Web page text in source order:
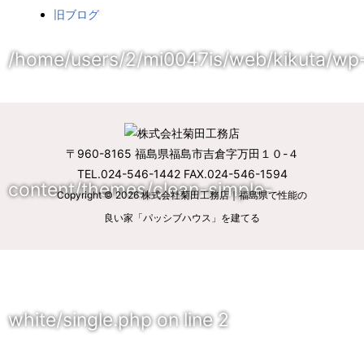
/home/users/2/mi0047is/web/kikuta/
content/themes/clean-simple-
white/single.phpon line2
旧ブログ
〒960-8165 福島県福島市吉倉字万田１０-４
TEL.024-546-1442 FAX.024-546-1594
Copyright © 2026株式会社菊田工務店｜福島県で性能の
良い家「パッシブハウス」を建てる